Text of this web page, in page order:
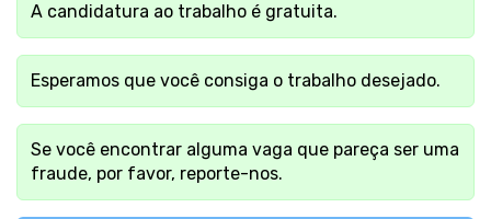
A candidatura ao trabalho é gratuita.
Esperamos que você consiga o trabalho desejado.
Se você encontrar alguma vaga que pareça ser uma
fraude, por favor, reporte-nos.